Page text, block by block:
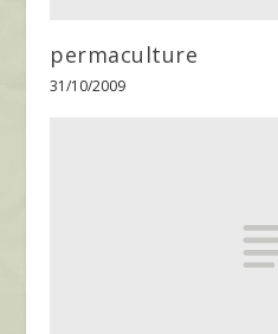
permaculture
31/10/2009